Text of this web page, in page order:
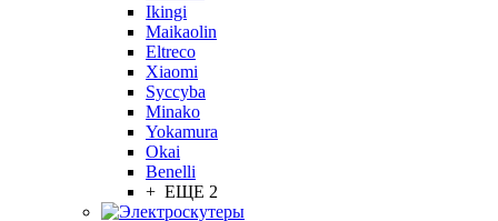
Ikingi
Maikaolin
Eltreco
Xiaomi
Syccyba
Minako
Yokamura
Okai
Benelli
+ ЕЩЕ 2